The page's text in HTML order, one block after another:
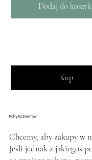
Dodaj do
Kup
Polityka Zwrotów
Chcemy, aby zakupy w
Jeśli jednak z jakiegoś